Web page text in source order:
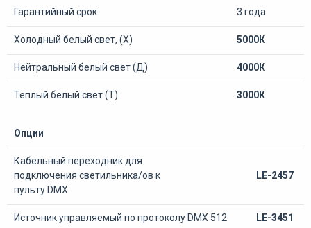
Гарантийный срок 3 года
Холодный белый свет, (Х) 5000К
Нейтральный белый свет (Д) 4000К
Теплый белый свет (Т) 3000К
Опции
Кабельный переходник для
подключения светильника/ов к
пульту DMX
LE-2457
Источник управляемый по протоколу DMX 512 LE-3451